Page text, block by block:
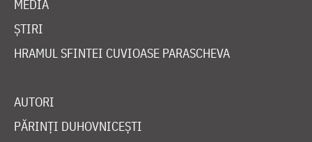
MEDIA
ȘTIRI
HRAMUL SFINTEI CUVIOASE PARASCHEVA
AUTORI
PĂRINȚI DUHOVNICEȘTI